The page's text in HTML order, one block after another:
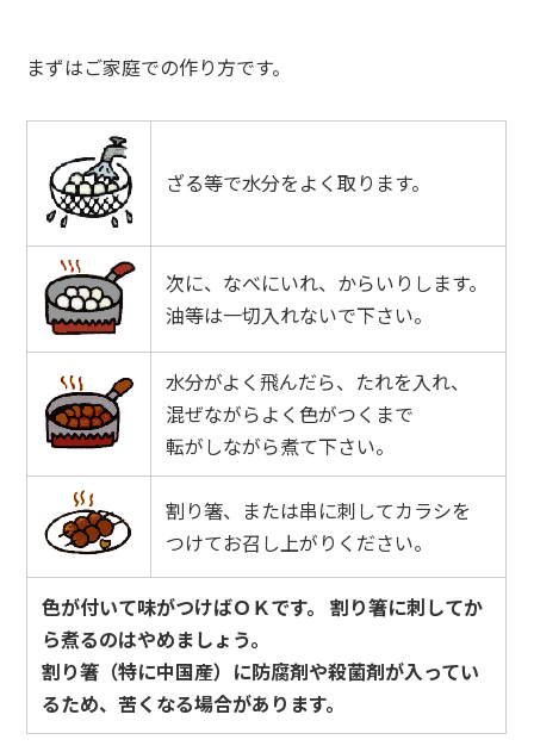
まずはご家庭での作り方です。
ざる等で水分をよく取ります。
次に、なべにいれ、からいりします。
油等は一切入れないで下さい。
水分がよく飛んだら、たれを入れ、
混ぜながらよく色がつくまで
転がしながら煮て下さい。
割り箸、または串に刺してカラシを
つけてお召し上がりください。
色が付いて味がつけばＯＫです。 割り箸に刺してか
ら煮るのはやめましょう。
割り箸（特に中国産）に防腐剤や殺菌剤が入ってい
るため、苦くなる場合があります。